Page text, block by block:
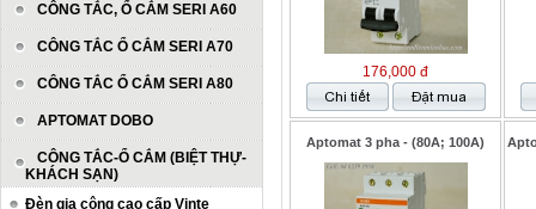
CÔNG TẮC, Ổ CẮM SERI A60
CÔNG TẮC Ổ CẮM SERI A70
CÔNG TẮC Ổ CẮM SERI A80
APTOMAT DOBO
CÔNG TẮC-Ổ CẮM (BIỆT THỰ-
KHÁCH SẠN)
Đèn gia công cao cấp Vinte
176,000 đ
Aptomat 3 pha - (80A; 100A)